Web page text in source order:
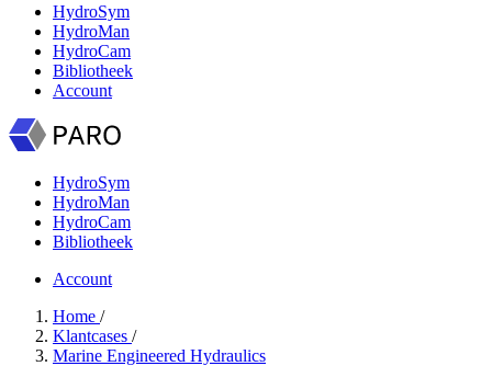
HydroSym
HydroMan
HydroCam
Bibliotheek
Account
HydroSym
HydroMan
HydroCam
Bibliotheek
Account
Home /
Klantcases /
Marine Engineered Hydraulics